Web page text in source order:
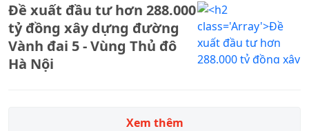
Đề xuất đầu tư hơn 288.000
tỷ đồng xây dựng đường
Vành đai 5 - Vùng Thủ đô
Hà Nội
Xem thêm